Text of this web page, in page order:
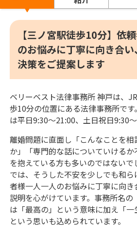
【三ノ宮駅徒歩10分】依
のお悩みに丁寧に向き合
決策をご提案します
ベリーベスト法律事務所 神戸は、
歩10分の位置にある法律事務所で
は平日9:30～21:00、土日祝日9:30～
離婚問題に直面し「こんなことを相
か」「専門的な話についていける
を抱えている方も多いのではない
では、そうした不安を少しでも和
者様一人一人のお悩みに丁寧に向
説明を心がけています。事務所名の
は「最高の」という意味に加え「一
という思いも込められています。